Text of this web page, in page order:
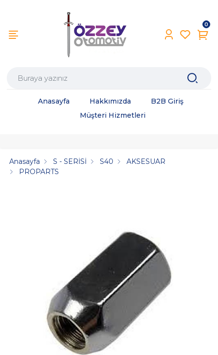
0
Anasayfa Hakkımızda
B2B Giriş
Müşteri Hizmetleri
Anasayfa S - SERİSİ S40
AKSESUAR
PROPARTS